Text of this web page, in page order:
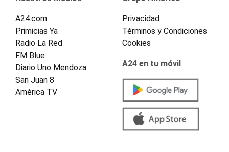
A24.com
Primicias Ya
Radio La Red
FM Blue
Diario Uno Mendoza
San Juan 8
América TV
Privacidad
Términos y Condiciones
Cookies
A24 en tu móvil